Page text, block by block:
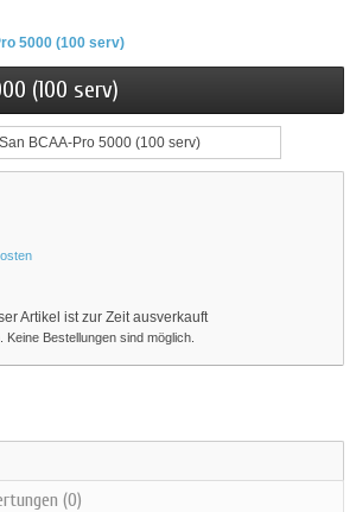
5000 (100 serv)
(100 serv)
Artikel ist zur Zeit ausverkauft
Bestellungen sind möglich.
(0)